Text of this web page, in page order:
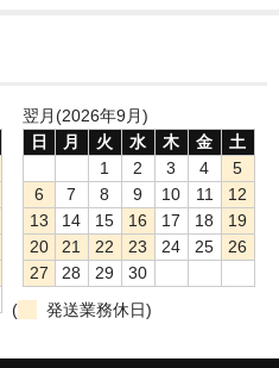
翌月(2026年9月)
日
月 火 水 木 金
土
1
2 3 4
5
6
7 8 9 10 11
12
13
14 15 16 17 18
19
20
21 22 23 24 25
26
27
28 29
30
(
発送業務休日)